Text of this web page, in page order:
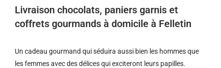
Livraison chocolats, paniers garnis et
coffrets gourmands à domicile à Felletin
Un cadeau gourmand qui séduira aussi bien les hommes que
les femmes avec des délices qui exciteront leurs papilles.